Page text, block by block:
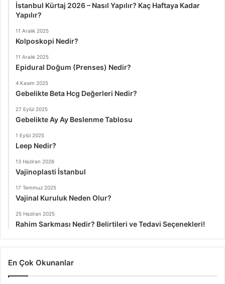
İstanbul Kürtaj 2026 – Nasıl Yapılır? Kaç Haftaya Kadar
Yapılır?
11 Aralık 2025
Kolposkopi Nedir?
11 Aralık 2025
Epidural Doğum (Prenses) Nedir?
4 Kasım 2025
Gebelikte Beta Hcg Değerleri Nedir?
27 Eylül 2025
Gebelikte Ay Ay Beslenme Tablosu
1 Eylül 2025
Leep Nedir?
13 Haziran 2026
Vajinoplasti İstanbul
17 Temmuz 2025
Vajinal Kuruluk Neden Olur?
25 Haziran 2025
Rahim Sarkması Nedir? Belirtileri ve Tedavi Seçenekleri!
En Çok Okunanlar